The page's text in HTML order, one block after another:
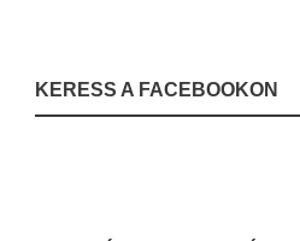
KERESS A FACEBOOKON